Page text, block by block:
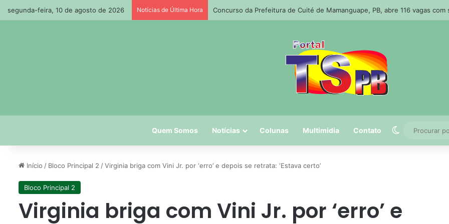
segunda-feira, 10 de agosto de 2026 Notícias de Última Hora Com o coração partido: Messi sepulta o pai em funeral privado em Rosário
Quem Somos Notícias Colunas Multimidia Contato Switch skin
Início / Bloco Principal 2 /Virginia briga com Vini Jr. por ‘erro’ e depois se retrata: ‘Estava certo’
Bloco Principal 2
Virginia briga com Vini Jr. por ‘erro’ e